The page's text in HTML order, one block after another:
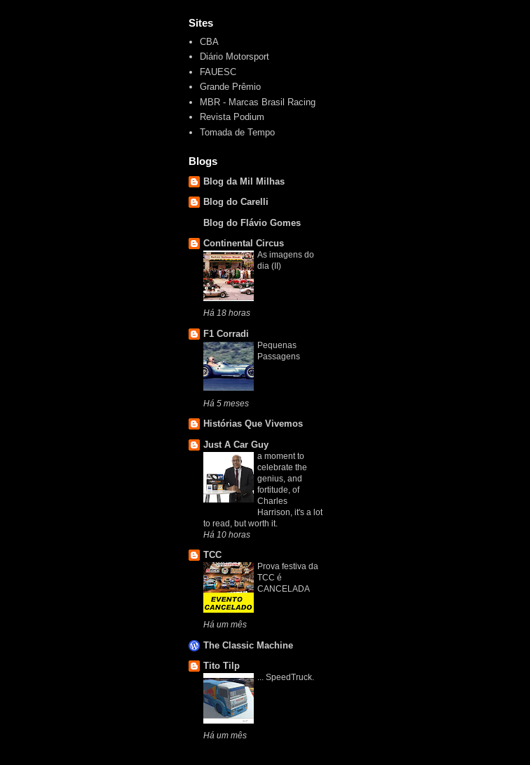
Sites
CBA
Diário Motorsport
FAUESC
Grande Prêmio
MBR - Marcas Brasil Racing
Revista Podium
Tomada de Tempo
Blogs
Blog da Mil Milhas
Blog do Carelli
Blog do Flávio Gomes
Continental Circus
As imagens do
dia (II)
Há 18 horas
F1 Corradi
Pequenas
Passagens
Há 5 meses
Histórias Que Vivemos
Just A Car Guy
a moment to
celebrate the
genius, and
fortitude, of
Charles
Harrison, it's a lot
to read, but worth it.
Há 10 horas
TCC
Prova festiva da
TCC é
CANCELADA
Há um mês
The Classic Machine
Tito Tilp
... SpeedTruck.
Há um mês